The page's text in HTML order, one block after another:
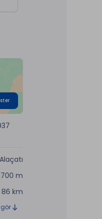
Alaçatı
700 m
86 km